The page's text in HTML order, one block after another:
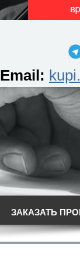
Email:
ЗАКАЗАТЬ